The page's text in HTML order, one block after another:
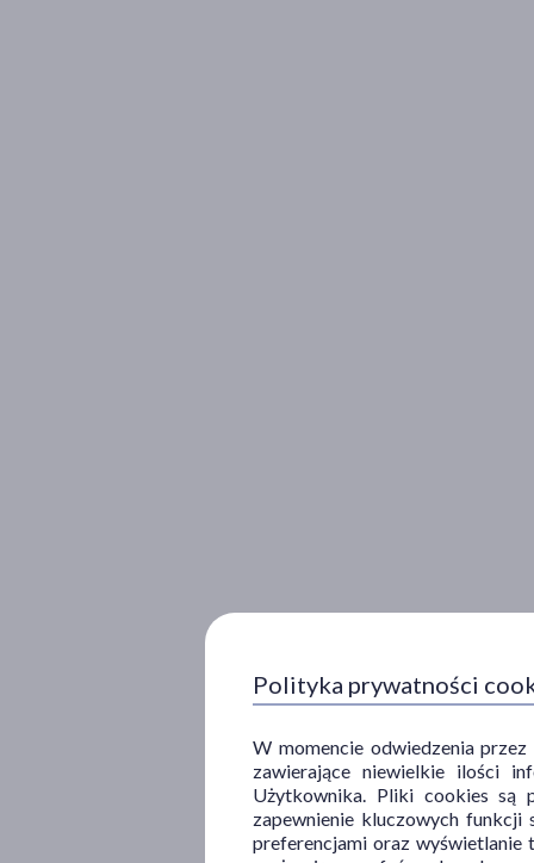
Polityka prywatności
W momencie odwiedzenia
zawierające niewielkie ilości
Użytkownika. Pliki cookies są
zapewnienie kluczowych funkcji
preferencjami oraz wyświetlanie